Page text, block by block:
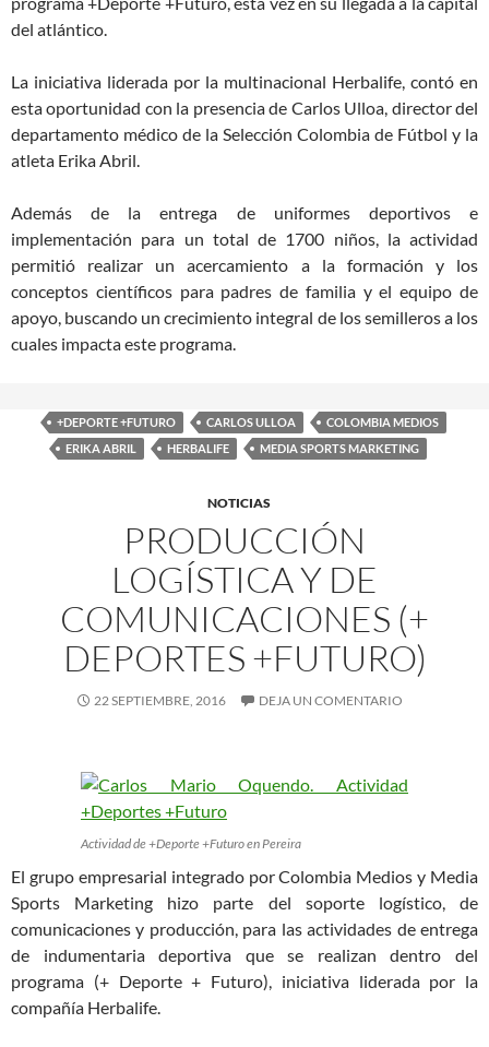
del atlántico.
La iniciativa liderada por la multinacional Herbalife, contó en
esta oportunidad con la presencia de Carlos Ulloa, director del
departamento médico de la Selección Colombia de Fútbol y la
atleta Erika Abril.
Además de la entrega de uniformes deportivos e
implementación para un total de 1700 niños, la actividad
permitió realizar un acercamiento a la formación y los
conceptos científicos para padres de familia y el equipo de
apoyo, buscando un crecimiento integral de los semilleros a los
cuales impacta este programa.
+DEPORTE +FUTURO CARLOS ULLOA
COLOMBIA MEDIOS
ERIKA ABRIL
HERBALIFE MEDIA SPORTS MARKETING
NOTICIAS
PRODUCCIÓN
LOGÍSTICA Y DE
COMUNICACIONES (+
DEPORTES +FUTURO)
22 SEPTIEMBRE, 2016 DEJA UN COMENTARIO
Actividad de +Deporte +Futuro en Pereira
El grupo empresarial integrado por Colombia Medios y Media
Sports Marketing hizo parte del soporte logístico, de
comunicaciones y producción, para las actividades de entrega
de indumentaria deportiva que se realizan dentro del
programa (+ Deporte + Futuro), iniciativa liderada por la
compañía Herbalife.